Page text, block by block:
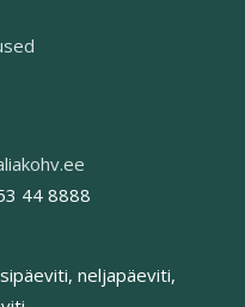
44 8888
neljapäeviti,